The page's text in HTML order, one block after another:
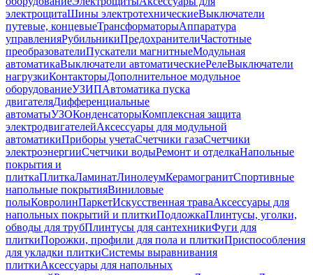
электрощитаШины электротехническиеВыключатели
путевые, концевыеТрансформаторыАппаратура
управленияРубильникиПредохранителиЧастотные
преобразователиПускатели магнитныеМодульная
автоматикаВыключатели автоматическиеРелеВыключатели
нагрузкиКонтакторыДополнительное модульное
оборудованиеУЗИПАвтоматика пуска
двигателяДифференциальные
автоматыУЗОКонденсаторыКомплексная защита
электродвигателейАксессуары для модульной
автоматикиПриборы учетаСчетчики газаСчетчики
электроэнергииСчетчики водыРемонт и отделкаНапольные
покрытия и
плиткаПлиткаЛаминатЛинолеумКерамогранитСпортивные
напольные покрытияВиниловые
полыКовролинПаркетИскусственная траваАксессуары для
напольных покрытий и плиткиПодложкаПлинтусы, уголки,
обводы для трубПлинтусы для сантехникиФуги для
плиткиПорожки, профили для пола и плиткиПриспособления
для укладки плиткиСистемы выравнивания
плиткиАксессуары для напольных